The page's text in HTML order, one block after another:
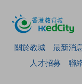
關於教城 最新消
人才招募
聯